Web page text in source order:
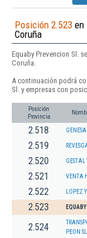
Posición 2.523 en
Coruña
Equaby Prevencion Sl.
Coruña.
A continuación podrá
Sl. y empresas con
Posición
Provincia
2.518
2.519
2.520 GESTAL
2.521 VENTA
2.522 LOPEZ
2.523
2.524
PEON